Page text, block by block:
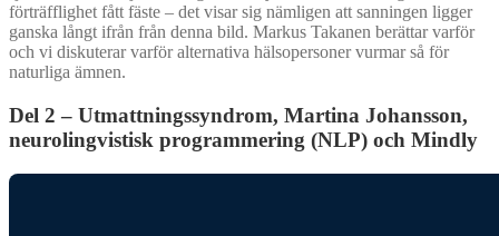
förträfflighet fått fäste – det visar sig nämligen att sanningen ligger
ganska långt ifrån från denna bild. Markus Takanen berättar varför
och vi diskuterar varför alternativa hälsopersoner vurmar så för
naturliga ämnen.
Del 2 – Utmattningssyndrom, Martina Johansson,
neurolingvistisk programmering (NLP) och Mindly